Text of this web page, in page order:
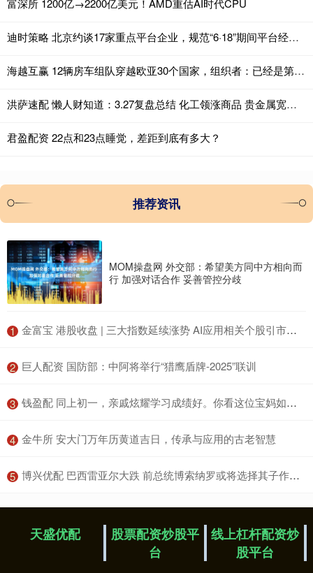
富深所 1200亿→2200亿美元！AMD重估AI时代CPU
迪时策略 北京约谈17家重点平台企业，规范“6·18”期间平台经营行为
海越互赢 12辆房车组队穿越欧亚30个国家，组织者：已经是第8次了，全程4万多公里全靠自驾，准备9月返回
洪萨速配 懒人财知道：3.27复盘总结 化工领涨商品 贵金属宽幅震荡将成常态
君盈配资 22点和23点睡觉，差距到底有多大？
推荐资讯
MOM操盘网 外交部：希望美方同中方相向而
行 加强对话合作 妥善管控分歧
1 ​金富宝 港股收盘 | 三大指数延续涨势 AI应用相关个股引市场关注
2 ​巨人配资 国防部：中阿将举行“猎鹰盾牌-2025”联训
3 ​钱盈配 同上初一，亲戚炫耀学习成绩好。你看这位宝妈如何怼回去……
4 ​金牛所 安大门万年历黄道吉日，传承与应用的古老智慧
5 ​博兴优配 巴西雷亚尔大跌 前总统博索纳罗或将选择其子作为选举候选人
天盛优配
股票配资炒股平
台
线上杠杆配资炒
股平台